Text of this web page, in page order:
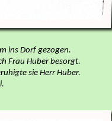
ins Dorf gezogen.
Frau Huber besorgt.
sie Herr Huber.